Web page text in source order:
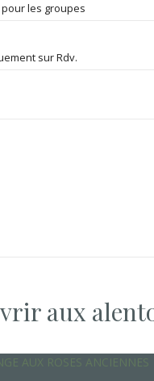
les groupes
sur Rdv.
aux